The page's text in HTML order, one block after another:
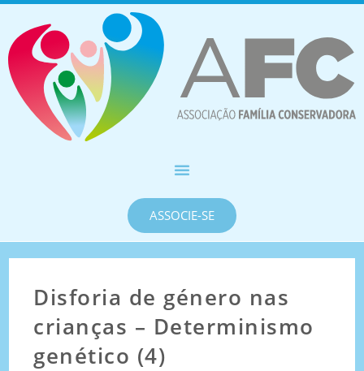
ASSOCIE-SE
Disforia de género nas
crianças – Determinismo
genético (4)